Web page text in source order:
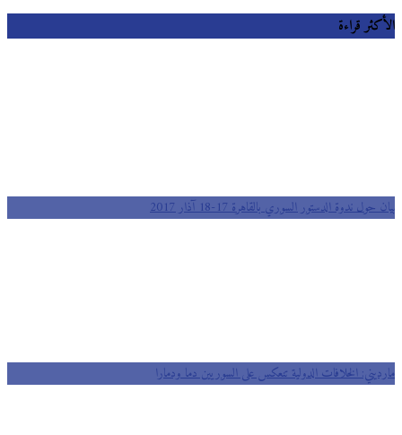
الأكثر قراءة
بيان حول ندوة الدستور السوري بالقاهرة 17-18 آذار 2017
مارديني: الخلافات الدولية تنعكس على السوريين دما ودمارا